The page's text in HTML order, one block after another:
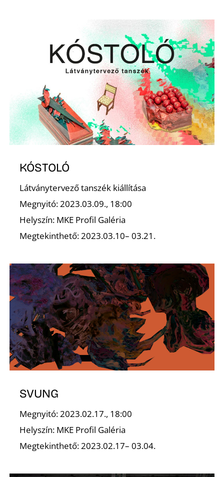
KÓSTOLÓ
Látványtervező tanszék kiállítása
Megnyitó: 2023.03.09., 18:00
Helyszín: MKE Profil Galéria
Megtekinthető: 2023.03.10– 03.21.
SVUNG
Megnyitó: 2023.02.17., 18:00
Helyszín: MKE Profil Galéria
Megtekinthető: 2023.02.17– 03.04.